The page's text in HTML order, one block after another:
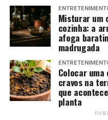
Misturar um
cozinha: a
afoga
madrugada
Colocar
cravos na
que
planta